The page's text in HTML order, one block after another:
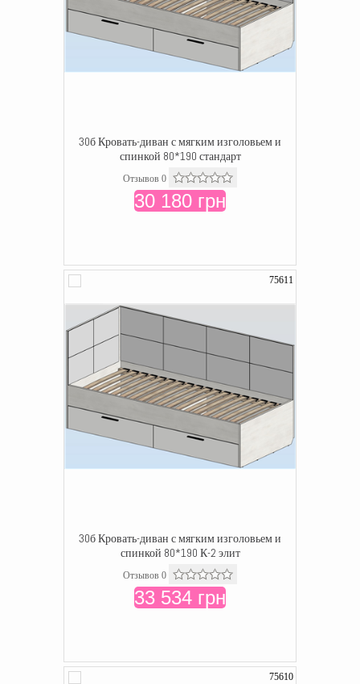
30б Кровать-диван с мягким изголовьем и
спинкой 80*190 стандарт
Отзывов 0
30 180 грн
75611
30б Кровать-диван с мягким изголовьем и
спинкой 80*190 К-2 элит
Отзывов 0
33 534 грн
75610